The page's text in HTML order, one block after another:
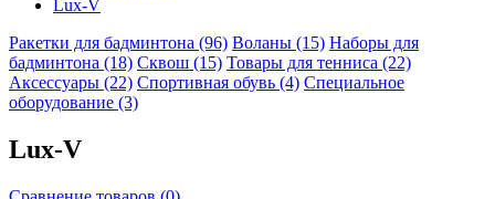
Lux-V
Ракетки для бадминтона (96) Воланы (15) Наборы для
бадминтона (18) Сквош (15) Товары для тенниса (22)
Аксессуары (22) Спортивная обувь (4) Специальное
оборудование (3)
Lux-V